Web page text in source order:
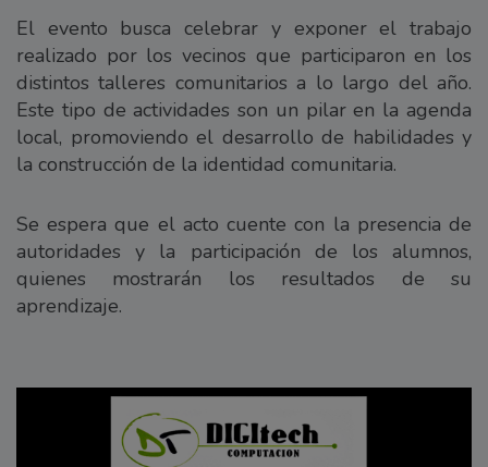
El evento busca celebrar y exponer el trabajo
realizado por los vecinos que participaron en los
distintos talleres comunitarios a lo largo del año.
Este tipo de actividades son un pilar en la agenda
local, promoviendo el desarrollo de habilidades y
la construcción de la identidad comunitaria.
Se espera que el acto cuente con la presencia de
autoridades y la participación de los alumnos,
quienes mostrarán los resultados de su
aprendizaje.